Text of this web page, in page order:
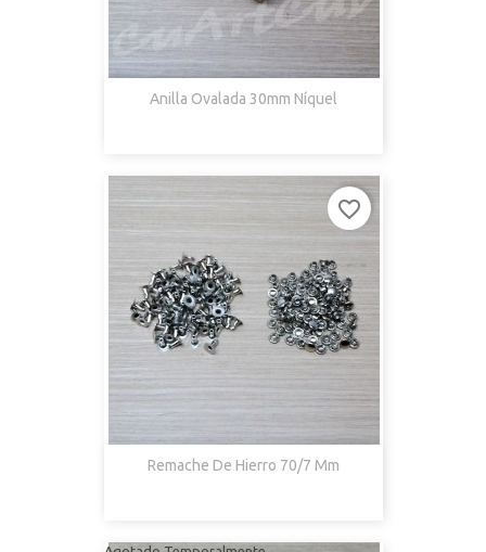
Anilla Ovalada 30mm Níquel
Remache De Hierro 70/7 Mm
favorite_border